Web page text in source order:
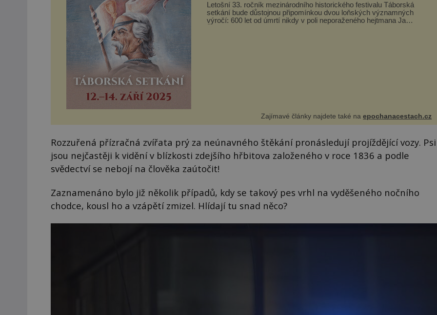
Letošní 33. ročník mezinárodního historického festivalu Táborská
setkání bude důstojnou připomínkou dvou loňských významných
výročí: 600 let od úmrtí nikdy v poli neporaženého hejtmana Jana
Zajímavé články najdete také naepochanacestach.cz
Rozzuřená přízračná zvířata prý za neúnavného štěkání pronásledují projíždějící vozy. Psi
jsou nejčastěji k vidění v blízkosti zdejšího hřbitova založeného v roce 1836 a podle
svědectví se nebojí na člověka zaútočit!
Zaznamenáno bylo již několik případů, kdy se takový pes vrhl na vyděšeného nočního
chodce, kousl ho a vzápětí zmizel. Hlídají tu snad něco?